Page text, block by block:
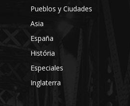
Pueblos y Ciudades
Asia
España
História
Especiales
Inglaterra